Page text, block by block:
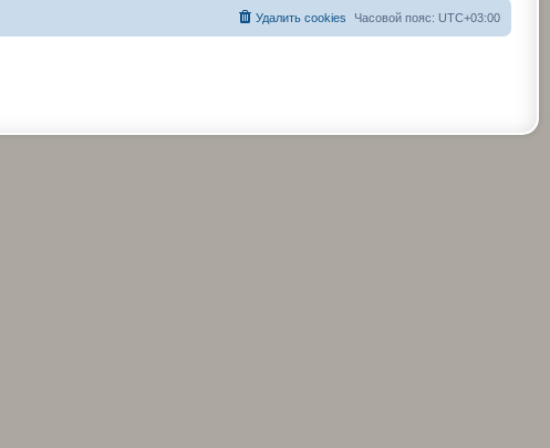
Часовой пояс: UTC+03:00
Удалить cookies